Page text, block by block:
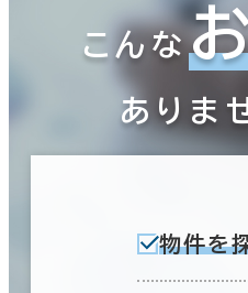
こんな
ありま
物件を